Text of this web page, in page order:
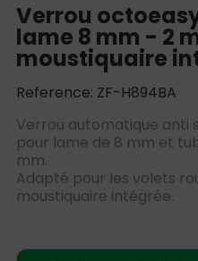
Verrou
lame 8 mm - 2
moustiquaire
Reference: ZF-H894BA
Verrou automatique anti
pour lame de 8 mm et
mm.
Adapté pour les volets
moustiquaire intégrée.